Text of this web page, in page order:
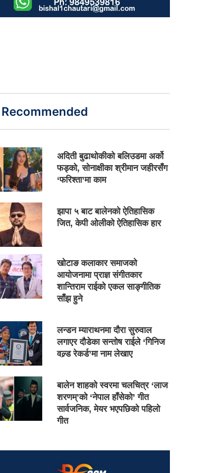
Recommended
अदिती बुढाथोकीको बलिउडमा अर्को
फड्को, सोनाक्षीका श्रीमान जहीरसँग
‘फरिश्ता’मा काम
झापा ५ बाट बालेनको ऐतिहासिक
जित, केपी ओलीको ऐतिहासिक हार
खोटाङ कलाकार समाजको
आयोजनामा प्राज्ञ संगीतकार
शान्तिराम राईको एकल साङ्गीतिक
साँझ हुने
लन्डन म्याराथनमा दौरा सुरुवाल
लगाएर दौडेका सन्तोष राईले ‘गिनिज
वल्र्ड रेकर्ड’मा नाम लेखाए
बालेन शाहको स्वरमा चलचित्र ‘लाज
शरणम्’को ‘नेपाल हाँसेको’ गीत
सार्वजनिक, मेयर भएपछिको पहिलो
गीत